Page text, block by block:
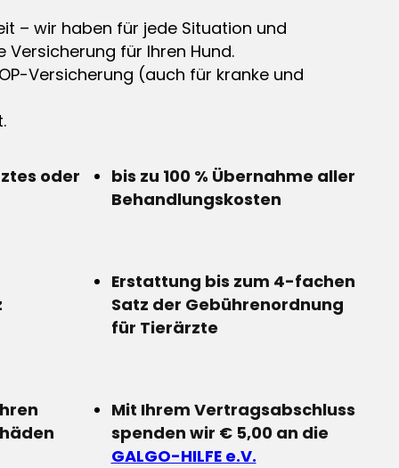
– wir haben für jede Situation und
Versicherung für Ihren Hund.
Versicherung (auch für kranke und
oder
bis zu 100 % Übernahme aller
Behandlungskosten
Erstattung bis zum 4-fachen
Satz der Gebührenordnung
für Tierärzte
Mit Ihrem Vertragsabschluss
spenden wir € 5,00 an die
GALGO-HILFE e.V.